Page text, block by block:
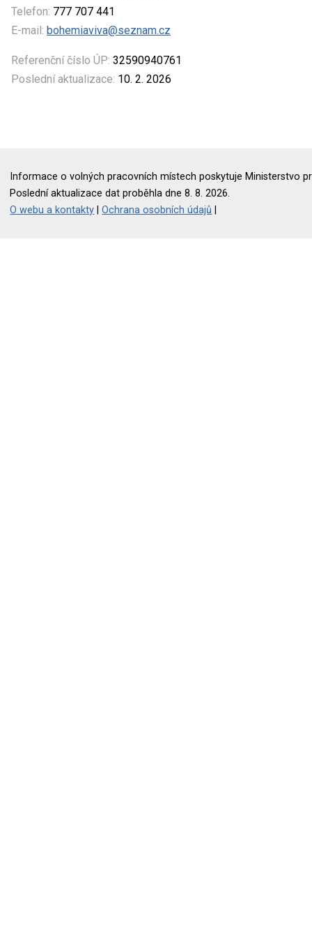
Telefon: 777 707 441
E-mail: bohemiaviva@seznam.cz
Referenční číslo ÚP: 32590940761
Poslední aktualizace: 10. 2. 2026
Informace o volných pracovních místech poskytuje Ministerstvo
Poslední aktualizace dat proběhla dne 8. 8. 2026.
O webu a kontakty |Ochrana osobních údajů